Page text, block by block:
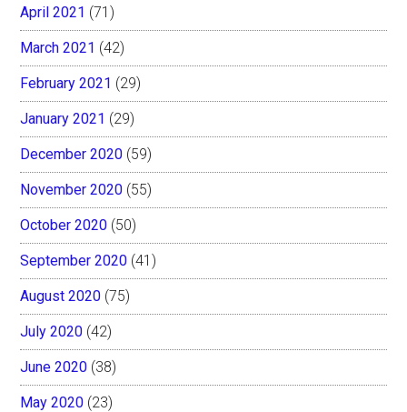
April 2021 (71)
March 2021 (42)
February 2021 (29)
January 2021 (29)
December 2020 (59)
November 2020 (55)
October 2020 (50)
September 2020 (41)
August 2020 (75)
July 2020 (42)
June 2020 (38)
May 2020 (23)